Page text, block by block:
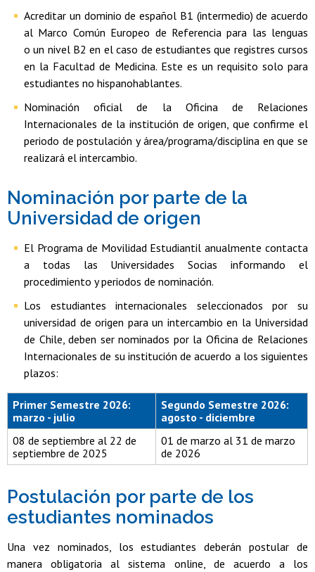
Acreditar un dominio de español B1 (intermedio) de acuerdo
al Marco Común Europeo de Referencia para las lenguas
o un nivel B2 en el caso de estudiantes que registres cursos
en la Facultad de Medicina. Este es un requisito solo para
estudiantes no hispanohablantes.
Nominación oficial de la Oficina de Relaciones
Internacionales de la institución de origen, que confirme el
periodo de postulación y área/programa/disciplina en que se
realizará el intercambio.
Nominación por parte de la
Universidad de origen
El Programa de Movilidad Estudiantil anualmente contacta
a todas las Universidades Socias informando el
procedimiento y periodos de nominación.
Los estudiantes internacionales seleccionados por su
universidad de origen para un intercambio en la Universidad
de Chile, deben ser nominados por la Oficina de Relaciones
Internacionales de su institución de acuerdo a los siguientes
plazos:
Primer Semestre 2026:
marzo - julio
Segundo Semestre 2026:
agosto - diciembre
08 de septiembre al 22 de
septiembre de 2025
01 de marzo al 31 de marzo
de 2026
Postulación por parte de los
estudiantes nominados
Una vez nominados, los estudiantes deberán postular de
manera obligatoria al sistema online, de acuerdo a los